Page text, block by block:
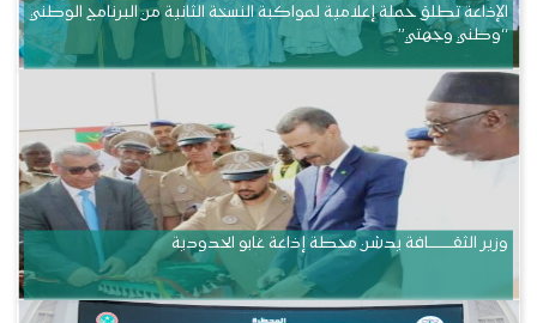
الإذاعة تطلق حملة إعلامية لمواكبة النسخة الثانية من البرنامج الوطني
“وطني وجهتي”
وزير الثقــــــــــافة يدشن محطة إذاعة غابو الحدودية